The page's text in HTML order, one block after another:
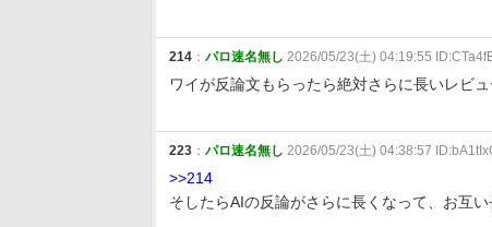
214 ： パロ速名無し 2026/05/23(土) 04:19:55
ワイが反論文もらったら絶対さらに長いレビ
223 ： パロ速名無し 2026/05/23(土) 04:38:57
>>214
そしたらAIの反論がさらに長くなって、お互